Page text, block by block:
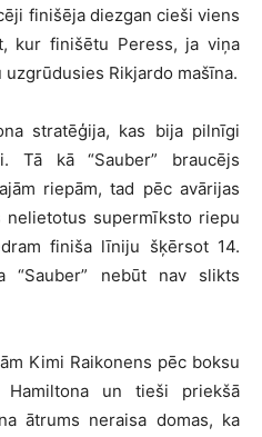
finišēja diezgan cieši viens
kur finišētu Peress, ja viņa
Rikjardo mašīna.
stratēģija, kas bija pilnīgi
Tā kā “Sauber” braucējs
riepām, tad pēc avārijas
nelietotus supermīksto riepu
finiša līniju šķērsot 14.
nebūt nav slikts
Kimi Raikonens pēc boksu
Hamiltona un tieši priekšā
ātrums neraisa domas, ka